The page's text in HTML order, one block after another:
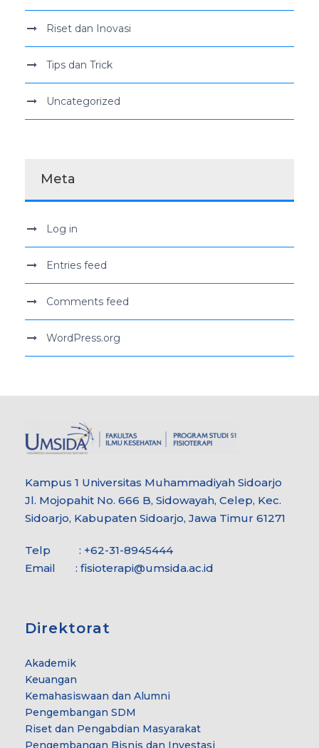
Riset dan Inovasi
Tips dan Trick
Uncategorized
Meta
Log in
Entries feed
Comments feed
WordPress.org
Kampus 1 Universitas Muhammadiyah Sidoarjo
Jl. Mojopahit No. 666 B, Sidowayah, Celep, Kec.
Sidoarjo, Kabupaten Sidoarjo, Jawa Timur 61271
Telp : +62-31-8945444
Email : fisioterapi@umsida.ac.id
Direktorat
Akademik
Keuangan
Kemahasiswaan dan Alumni
Pengembangan SDM
Riset dan Pengabdian Masyarakat
Pengembangan Bisnis dan Investasi